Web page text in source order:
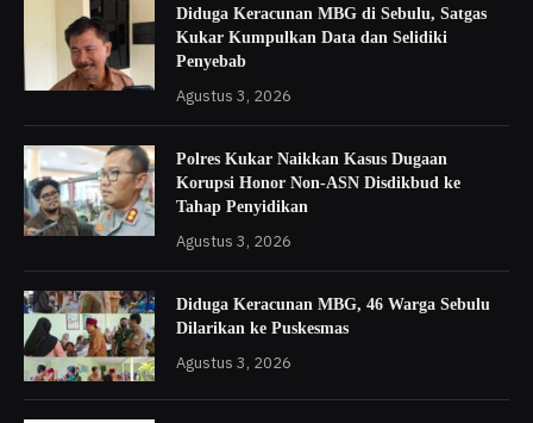
Diduga Keracunan MBG di Sebulu, Satgas
Kukar Kumpulkan Data dan Selidiki
Penyebab
Agustus 3, 2026
Polres Kukar Naikkan Kasus Dugaan
Korupsi Honor Non-ASN Disdikbud ke
Tahap Penyidikan
Agustus 3, 2026
Diduga Keracunan MBG, 46 Warga Sebulu
Dilarikan ke Puskesmas
Agustus 3, 2026